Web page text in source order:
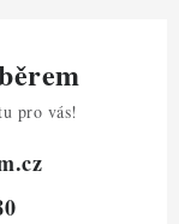
pro vás!